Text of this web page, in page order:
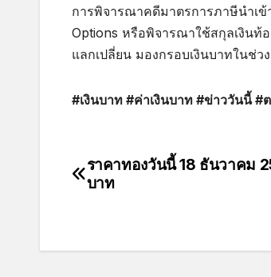
การพิจารณาคดีมาตรการภาษีนำเข้
Options หรือพิจารณาใช้สกุลเงินท้
แลกเปลี่ยน มองกรอบเงินบาทในช่
#เงินบาท #ค่าเงินบาท #ข่าววันนี้ #
ราคาทองวันนี้ 18 ธันวาคม
บาท